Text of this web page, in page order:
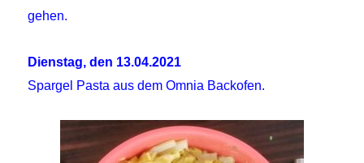
gehen.
Dienstag, den 13.04.2021
Spargel Pasta aus dem Omnia Backofen.